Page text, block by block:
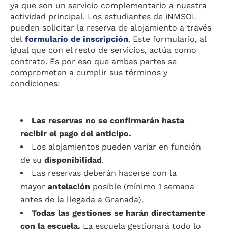
ya que son un servicio complementario a nuestra
actividad principal. Los estudiantes de iNMSOL
pueden solicitar la reserva de alojamiento a través
del formulario de inscripción. Este formulario, al
igual que con el resto de servicios, actúa como
contrato. Es por eso que ambas partes se
comprometen a cumplir sus términos y
condiciones:
Las reservas no se confirmarán hasta
recibir el pago del anticipo.
Los alojamientos pueden variar en función
de su disponibilidad.
Las reservas deberán hacerse con la
mayor antelación posible (mínimo 1 semana
antes de la llegada a Granada).
Todas las gestiones se harán directamente
con la escuela. La escuela gestionará todo lo